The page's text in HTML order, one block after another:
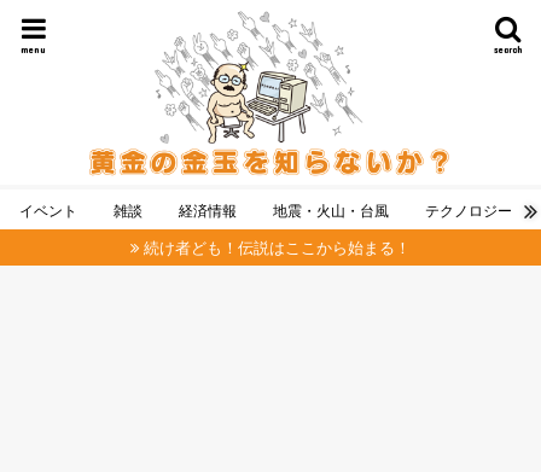
search
menu
イベント 雑談 経済情報 地震・火山・台風 テクノロジー
続け者ども！伝説はここから始まる！